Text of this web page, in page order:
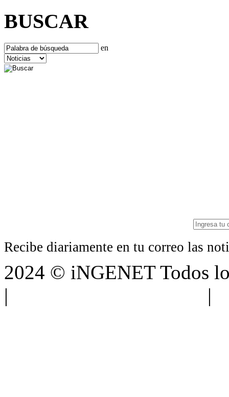
BUSCAR
en
Recibe diariamente en tu correo las
2024 © iNGENET Todos
|
|